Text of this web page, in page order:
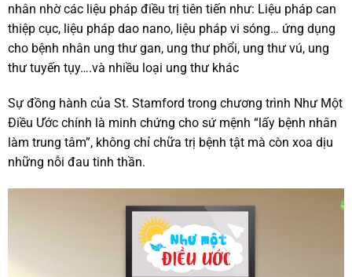
nhân nhờ các liệu pháp điều trị tiên tiến như: Liệu pháp can
thiệp cục, liệu pháp dao nano, liệu pháp vi sóng… ứng dụng
cho bệnh nhân ung thư gan, ung thư phổi, ung thư vú, ung
thư tuyến tụy….và nhiều loại ung thư khác
Sự đồng hành của St. Stamford trong chương trình Như Một
Điều Ước chính là minh chứng cho sứ mệnh “lấy bệnh nhân
làm trung tâm”, không chỉ chữa trị bệnh tật mà còn xoa dịu
những nỗi đau tinh thần.